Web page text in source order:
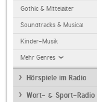
Gothic & Mittelalter
Soundtracks & Musical
Kinder-Musik
Mehr Genres
Hörspiele im Radio
Wort- & Sport-Radio